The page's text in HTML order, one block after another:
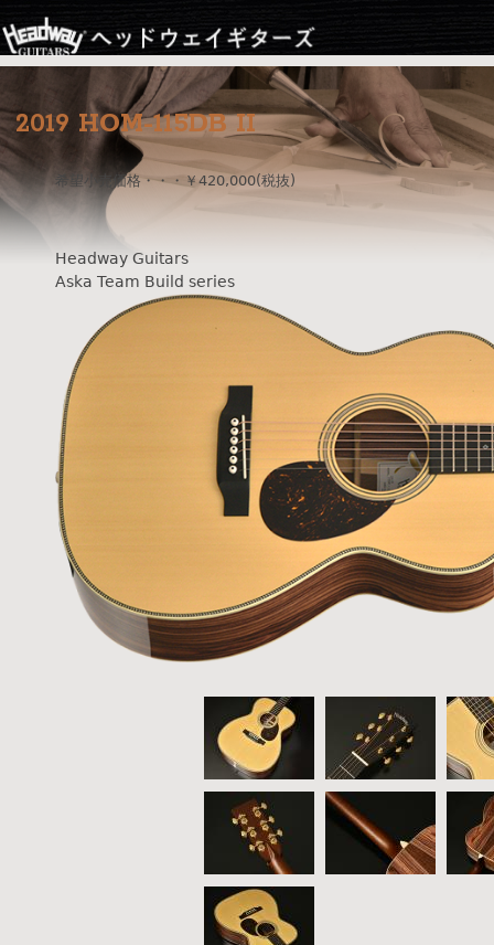
Jump to navigation
2019 HOM-115DB II
希望小売価格・・・￥420,000(税抜)
Headway Guitars
Aska Team Build series